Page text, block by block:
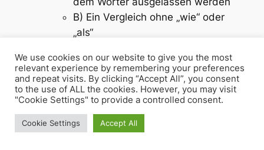
B) Ein Vergleich ohne „wie“ oder
„als“
D) Eine Wiederholung von
Anfangsbuchstaben
Welches dieser Wörter ist ein
Homonym?
A) Bank (Geldinstitut) – Bank
We use cookies on our website to give you the most
relevant experience by remembering your preferences
and repeat visits. By clicking “Accept All”, you consent
to the use of ALL the cookies. However, you may visit
"Cookie Settings" to provide a controlled consent.
Cookie Settings Accept All